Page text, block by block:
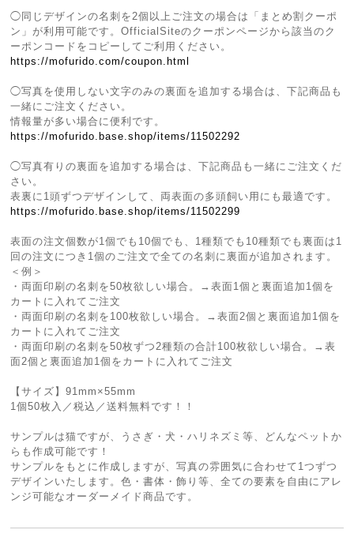
◯同じデザインの名刺を2個以上ご注文の場合は「まとめ割クーポ
ン」が利用可能です。OfficialSiteのクーポンページから該当のク
ーポンコードをコピーしてご利用ください。
https://mofurido.com/coupon.html
◯写真を使用しない文字のみの裏面を追加する場合は、下記商品も
一緒にご注文ください。
情報量が多い場合に便利です。
https://mofurido.base.shop/items/11502292
◯写真有りの裏面を追加する場合は、下記商品も一緒にご注文くだ
さい。
表裏に1頭ずつデザインして、両表面の多頭飼い用にも最適です。
https://mofurido.base.shop/items/11502299
表面の注文個数が1個でも10個でも、1種類でも10種類でも裏面は1
回の注文につき1個のご注文で全ての名刺に裏面が追加されます。
＜例＞
・両面印刷の名刺を50枚欲しい場合。→表面1個と裏面追加1個を
カートに入れてご注文
・両面印刷の名刺を100枚欲しい場合。→表面2個と裏面追加1個を
カートに入れてご注文
・両面印刷の名刺を50枚ずつ2種類の合計100枚欲しい場合。→表
面2個と裏面追加1個をカートに入れてご注文
【サイズ】91mm×55mm
1個50枚入／税込／送料無料です！！
サンプルは猫ですが、うさぎ・犬・ハリネズミ等、どんなペットか
らも作成可能です！
サンプルをもとに作成しますが、写真の雰囲気に合わせて1つずつ
デザインいたします。色・書体・飾り等、全ての要素を自由にアレ
ンジ可能なオーダーメイド商品です。